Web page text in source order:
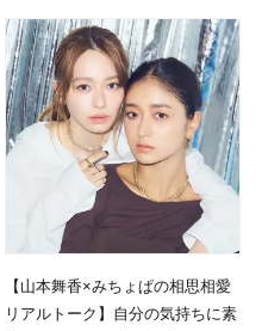
【山本舞香×みちょぱの相思相愛
リアルトーク】自分の気持ちに素